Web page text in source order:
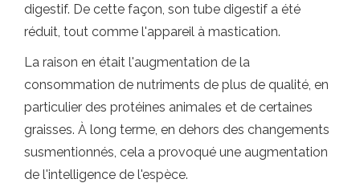
digestif. De cette façon, son tube digestif a été
réduit, tout comme l'appareil à mastication.
La raison en était l'augmentation de la
consommation de nutriments de plus de qualité, en
particulier des protéines animales et de certaines
graisses. À long terme, en dehors des changements
susmentionnés, cela a provoqué une augmentation
de l'intelligence de l'espèce.